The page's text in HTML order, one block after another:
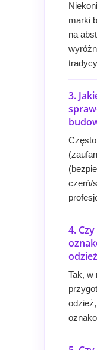
marki
na
3.
czerń/
4.
Tak, w